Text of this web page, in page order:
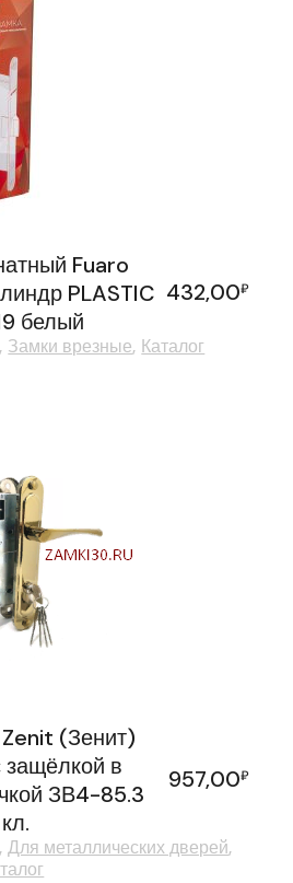
Fuaro
PLASTIC
белый
432,00₽
Замки врезные Каталог
(Зенит)
в
ЗВ4-85.3
957,00₽
Для металлических дверей